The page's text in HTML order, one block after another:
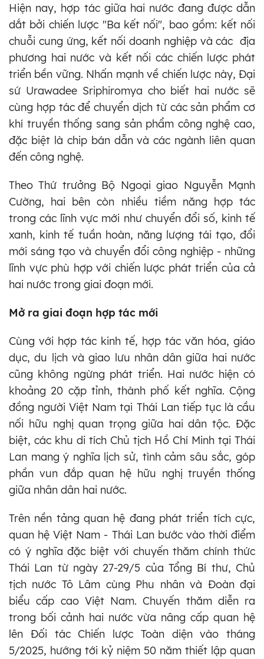
Hiện nay, hợp tác giữa hai nước đang được dẫn
dắt bởi chiến lược "Ba kết nối", bao gồm: kết nối
chuỗi cung ứng, kết nối doanh nghiệp và các địa
phương hai nước và kết nối các chiến lược phát
triển bền vững. Nhấn mạnh về chiến lược này, Đại
sứ Urawadee Sriphiromya cho biết hai nước sẽ
cùng hợp tác để chuyển dịch từ các sản phẩm cơ
khí truyền thống sang sản phẩm công nghệ cao,
đặc biệt là chip bán dẫn và các ngành liên quan
đến công nghệ.
Theo Thứ trưởng Bộ Ngoại giao Nguyễn Mạnh
Cường, hai bên còn nhiều tiềm năng hợp tác
trong các lĩnh vực mới như chuyển đổi số, kinh tế
xanh, kinh tế tuần hoàn, năng lượng tái tạo, đổi
mới sáng tạo và chuyển đổi công nghiệp - những
lĩnh vực phù hợp với chiến lược phát triển của cả
hai nước trong giai đoạn mới.
Mở ra giai đoạn hợp tác mới
Cùng với hợp tác kinh tế, hợp tác văn hóa, giáo
dục, du lịch và giao lưu nhân dân giữa hai nước
cũng không ngừng phát triển. Hai nước hiện có
khoảng 20 cặp tỉnh, thành phố kết nghĩa. Cộng
đồng người Việt Nam tại Thái Lan tiếp tục là cầu
nối hữu nghị quan trọng giữa hai dân tộc. Đặc
biệt, các khu di tích Chủ tịch Hồ Chí Minh tại Thái
Lan mang ý nghĩa lịch sử, tình cảm sâu sắc, góp
phần vun đắp quan hệ hữu nghị truyền thống
giữa nhân dân hai nước.
Trên nền tảng quan hệ đang phát triển tích cực,
quan hệ Việt Nam - Thái Lan bước vào thời điểm
có ý nghĩa đặc biệt với chuyến thăm chính thức
Thái Lan từ ngày 27-29/5 của Tổng Bí thư, Chủ
tịch nước Tô Lâm cùng Phu nhân và Đoàn đại
biểu cấp cao Việt Nam. Chuyến thăm diễn ra
trong bối cảnh hai nước vừa nâng cấp quan hệ
lên Đối tác Chiến lược Toàn diện vào tháng
5/2025, hướng tới kỷ niệm 50 năm thiết lập quan